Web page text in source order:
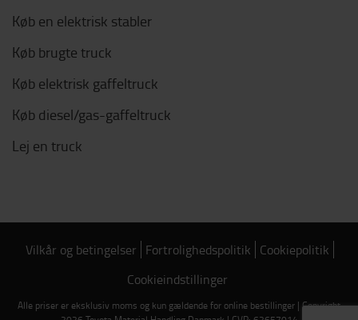
Køb en elektrisk stabler
Køb brugte truck
Køb elektrisk gaffeltruck
Køb diesel/gas-gaffeltruck
Lej en truck
Vilkår og betingelser Fortrolighedspolitik Cookiepolitik
Cookieindstillinger
Alle priser er eksklusiv moms og kun gældende for online bestillinger | Copyright